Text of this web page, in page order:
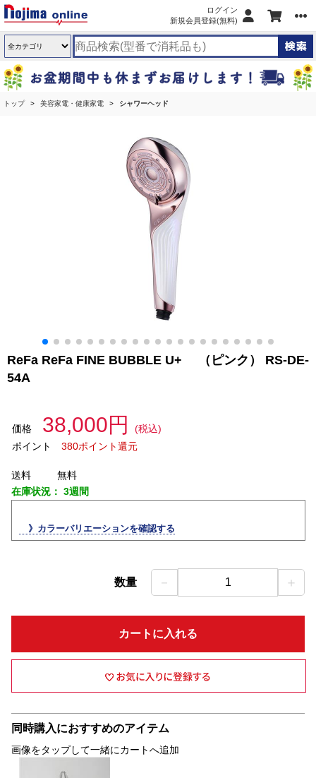
ログイン
新規会員登録(無料)
トップ 美容家電・健康家電 シャワーヘッド
ReFa ReFa FINE BUBBLE U+ （ピンク） RS-DE-
54A
価格 38,000円
(税込)
ポイント
380ポイント還元
送料
無料
在庫状況： 3週間
》カラーバリエーションを確認する
数量 － 1 ＋
カートに入れる
同時購入におすすめのアイテム
画像をタップして一緒にカートへ追加